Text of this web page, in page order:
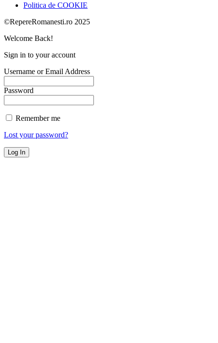
Politica de COOKIE
©RepereRomanesti.ro 2025
Welcome Back!
Sign in to your account
Username or Email Address
Password
Remember me
Lost your password?